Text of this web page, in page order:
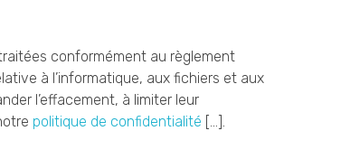
conformément au règlement
à l’informatique, aux fichiers et aux
l’effacement, à limiter leur
politique de confidentialité […].